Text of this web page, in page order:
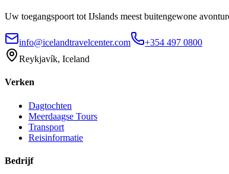
Uw toegangspoort tot IJslands meest buitengewone
info@icelandtravelcenter.com
+354 497 0800
Reykjavík, Iceland
Verken
Dagtochten
Meerdaagse Tours
Transport
Reisinformatie
Bedrijf